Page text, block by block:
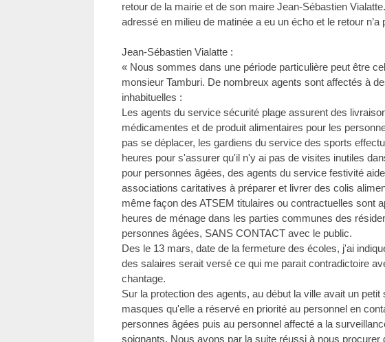
retour de la mairie et de son maire Jean-Sébastien
adressé en milieu de matinée a eu un écho et le retour n’a
Jean-Sébastien Vialatte :
« Nous sommes dans une période particulière peut être
monsieur Tamburi. De nombreux agents sont affectés à
inhabituelles :
Les agents du service sécurité plage assurent des
médicamentes et de produit alimentaires pour les
pas se déplacer, les gardiens du service des sports
heures pour s'assurer qu'il n'y ai pas de visites inutiles
pour personnes âgées, des agents du service festivité
associations caritatives à préparer et livrer des colis
même façon des ATSEM titulaires ou contractuelles sont
heures de ménage dans les parties communes des
personnes âgées, SANS CONTACT avec le public.
Des le 13 mars, date de la fermeture des écoles, j'ai
des salaires serait versé ce qui me parait contradictoire
chantage.
Sur la protection des agents, au début la ville avait un petit
masques qu'elle a réservé en priorité au personnel en
personnes âgées puis au personnel affecté a la
soignants. Nous avons par la suite réussi à nous procurer